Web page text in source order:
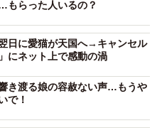
4/4
もらった人いるの？
日に愛猫が天国へ→キャンセル
にネット上で感動の渦
き渡る娘の容赦ない声…もうや
で！